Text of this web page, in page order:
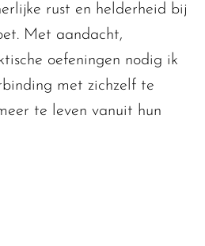
rust en helderheid bij
Met aandacht,
oefeningen nodig ik
met zichzelf te
te leven vanuit hun